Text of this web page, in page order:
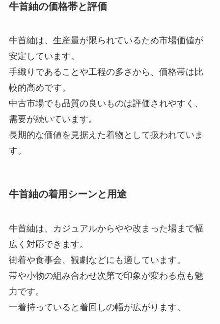
牛首紬の価格帯と評価
牛首紬は、生産量が限られているため市場価値が
安定しています。
手織りであることや工程の多さから、価格帯は比
較的高めです。
中古市場でも品質の良いものは評価されやすく、
需要が続いています。
長期的な価値を見据えた着物として扱われていま
す。
牛首紬の着用シーンと用途
牛首紬は、カジュアルからやや改まった場まで幅
広く対応できます。
街着や食事会、観劇などにも適しています。
帯や小物の組み合わせ次第で印象が変わる点も魅
力です。
一着持っていると着回しの幅が広がります。